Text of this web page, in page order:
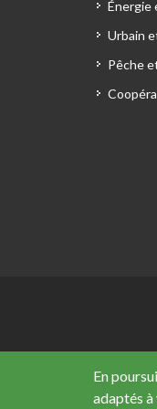
En
adaptés à
Énergie
Urbain
Pêche